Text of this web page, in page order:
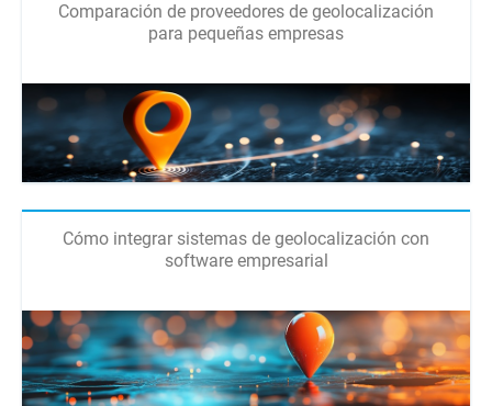
Comparación de proveedores de geolocalización
para pequeñas empresas
Cómo integrar sistemas de geolocalización con
software empresarial